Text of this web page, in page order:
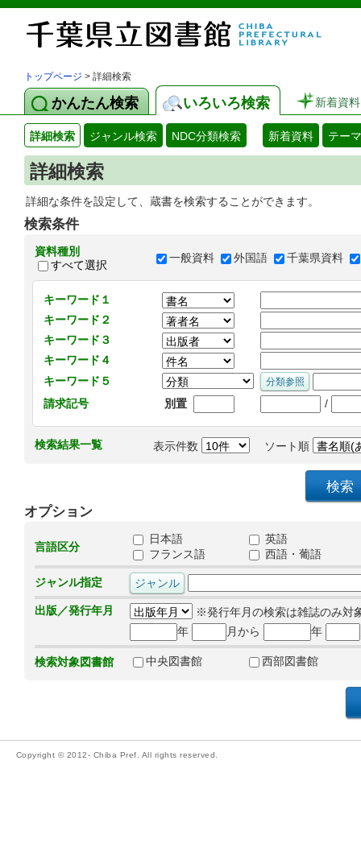
トップページ > 詳細検索
かんたん検索 いろいろ検索 新着資料
詳細検索 ジャンル検索 NDC分類検索 新着資料 テー
詳細検索
詳細な条件を設定して、蔵書を検索することができます。
検索条件
資料種別
すべて選択
一般資料 外国語 千葉県資料
キーワード１
キーワード２
キーワード３
キーワード４
キーワード５
請求記号
別置 /
検索結果一覧 表示件数 ソート順
オプション
言語区分
日本語
英語
フランス語
西語・葡語
ジャンル指定
出版／発行年月
※発行年月の検索は雑誌のみ対
年
月から 年
検索対象図書館 中央図書館 西部図書館
Copyright © 2012- Chiba Pref. All rights reserved.